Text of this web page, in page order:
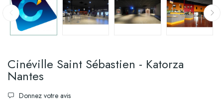
Cinéville Saint Sébastien - Katorza
Nantes
Donnez votre avis